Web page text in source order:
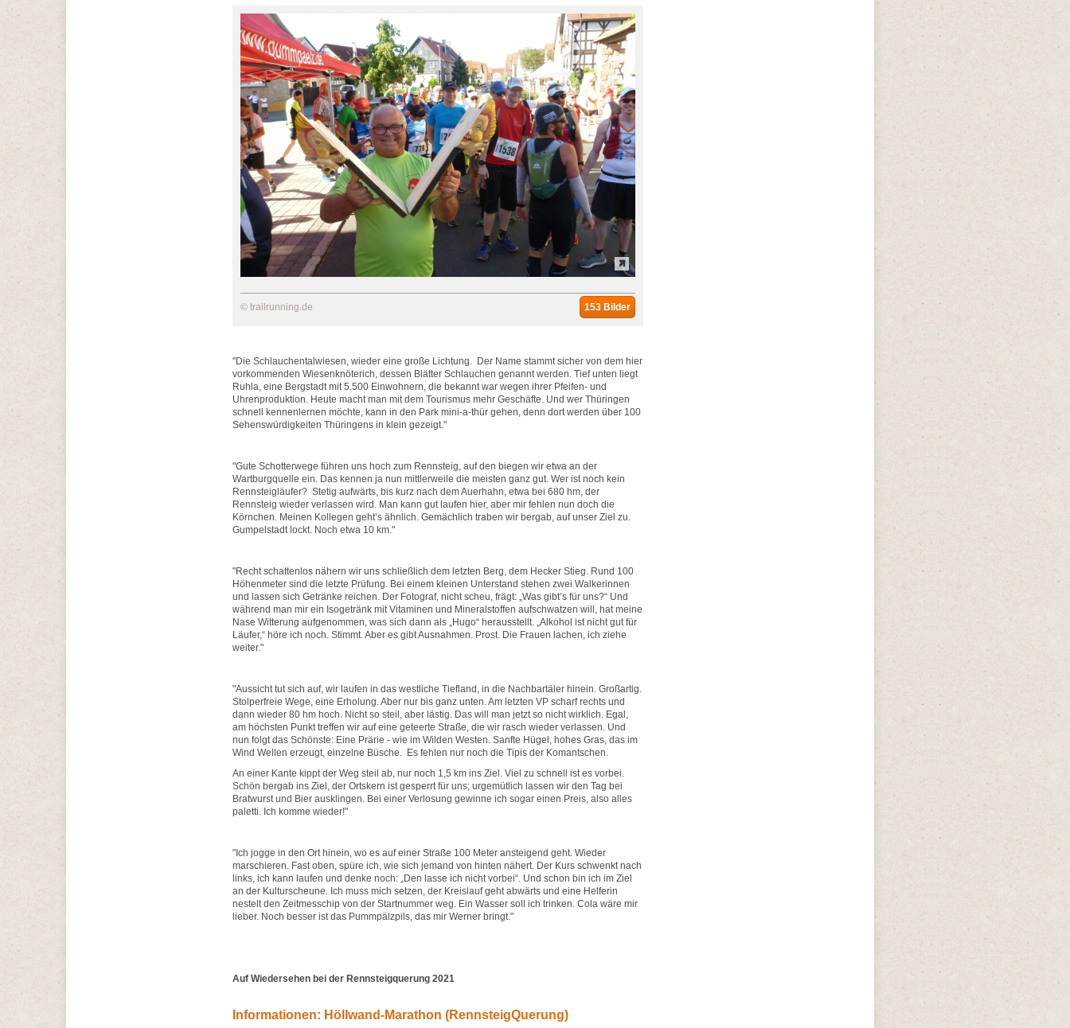
© trailrunning.de 153 Bilder
"Die Schlauchentalwiesen, wieder eine große Lichtung. Der Name stammt sicher von dem hier
vorkommenden Wiesenknöterich, dessen Blätter Schlauchen genannt werden. Tief unten liegt
Ruhla, eine Bergstadt mit 5.500 Einwohnern, die bekannt war wegen ihrer Pfeifen- und
Uhrenproduktion. Heute macht man mit dem Tourismus mehr Geschäfte. Und wer Thüringen
schnell kennenlernen möchte, kann in den Park mini-a-thür gehen, denn dort werden über 100
Sehenswürdigkeiten Thüringens in klein gezeigt."
"Gute Schotterwege führen uns hoch zum Rennsteig, auf den biegen wir etwa an der
Wartburgquelle ein. Das kennen ja nun mittlerweile die meisten ganz gut. Wer ist noch kein
Rennsteigläufer? Stetig aufwärts, bis kurz nach dem Auerhahn, etwa bei 680 hm, der
Rennsteig wieder verlassen wird. Man kann gut laufen hier, aber mir fehlen nun doch die
Körnchen. Meinen Kollegen geht’s ähnlich. Gemächlich traben wir bergab, auf unser Ziel zu.
Gumpelstadt lockt. Noch etwa 10 km."
"Recht schattenlos nähern wir uns schließlich dem letzten Berg, dem Hecker Stieg. Rund 100
Höhenmeter sind die letzte Prüfung. Bei einem kleinen Unterstand stehen zwei Walkerinnen
und lassen sich Getränke reichen. Der Fotograf, nicht scheu, frägt: „Was gibt’s für uns?“ Und
während man mir ein Isogetränk mit Vitaminen und Mineralstoffen aufschwatzen will, hat meine
Nase Witterung aufgenommen, was sich dann als „Hugo“ herausstellt. „Alkohol ist nicht gut für
Läufer,“ höre ich noch. Stimmt. Aber es gibt Ausnahmen. Prost. Die Frauen lachen, ich ziehe
weiter."
"Aussicht tut sich auf, wir laufen in das westliche Tiefland, in die Nachbartäler hinein. Großartig.
Stolperfreie Wege, eine Erholung. Aber nur bis ganz unten. Am letzten VP scharf rechts und
dann wieder 80 hm hoch. Nicht so steil, aber lästig. Das will man jetzt so nicht wirklich. Egal,
am höchsten Punkt treffen wir auf eine geteerte Straße, die wir rasch wieder verlassen. Und
nun folgt das Schönste: Eine Prärie - wie im Wilden Westen. Sanfte Hügel, hohes Gras, das im
Wind Wellen erzeugt, einzelne Büsche. Es fehlen nur noch die Tipis der Komantschen.
An einer Kante kippt der Weg steil ab, nur noch 1,5 km ins Ziel. Viel zu schnell ist es vorbei.
Schön bergab ins Ziel, der Ortskern ist gesperrt für uns; urgemütlich lassen wir den Tag bei
Bratwurst und Bier ausklingen. Bei einer Verlosung gewinne ich sogar einen Preis, also alles
paletti. Ich komme wieder!"
"Ich jogge in den Ort hinein, wo es auf einer Straße 100 Meter ansteigend geht. Wieder
marschieren. Fast oben, spüre ich, wie sich jemand von hinten nähert. Der Kurs schwenkt nach
links, ich kann laufen und denke noch: „Den lasse ich nicht vorbei“. Und schon bin ich im Ziel
an der Kulturscheune. Ich muss mich setzen, der Kreislauf geht abwärts und eine Helferin
nestelt den Zeitmesschip von der Startnummer weg. Ein Wasser soll ich trinken. Cola wäre mir
lieber. Noch besser ist das Pummpälzpils, das mir Werner bringt."
Auf Wiedersehen bei der Rennsteigquerung 2021
Informationen: Höllwand-Marathon (RennsteigQuerung)